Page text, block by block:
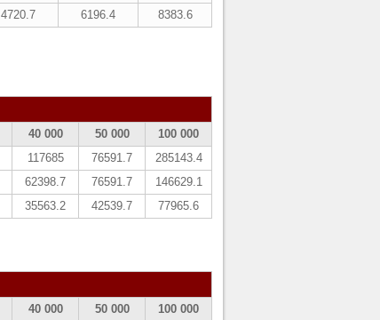
4720.7 6196.4 8383.6
40 000 50 000
100 000
117685 76591.7
285143.4
62398.7 76591.7
146629.1
35563.2 42539.7 77965.6
40 000 50 000
100 000